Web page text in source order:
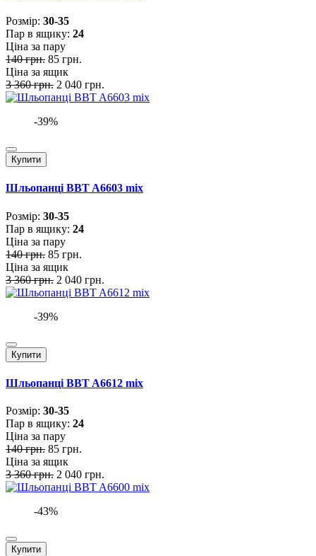
Розмiр: 30-35
Пар в ящику: 24
Ціна за пару
140 грн. 85 грн.
Ціна за ящик
3 360 грн. 2 040 грн.
-39%
Купити
Шльопанці BBT A6603 mix
Розмiр: 30-35
Пар в ящику: 24
Ціна за пару
140 грн. 85 грн.
Ціна за ящик
3 360 грн. 2 040 грн.
-39%
Купити
Шльопанці BBT A6612 mix
Розмiр: 30-35
Пар в ящику: 24
Ціна за пару
140 грн. 85 грн.
Ціна за ящик
3 360 грн. 2 040 грн.
-43%
Купити